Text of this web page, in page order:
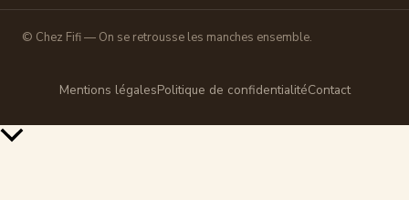
© Chez Fifi — On se retrousse les manches ensemble.
Mentions légalesPolitique de confidentialitéContact